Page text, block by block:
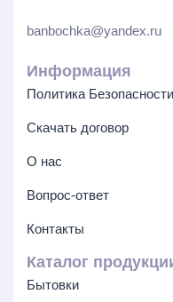
banbochka@yandex.ru
Информация
Политика Безопасности
Скачать договор
О нас
Вопрос-ответ
Контакты
Каталог
Бытовки